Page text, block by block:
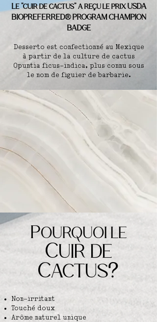
Le ''cuir de cactus'' a reçu le prix USDA
BIOPREFERRED® PROGRAM CHAMPION
BADGE
Desserto est confectionné au Mexique
à partir de la culture de cactus
Opuntia ficus-indica, plus connu sous
le nom de figuier de barbarie.
Pourquoile
Cuir de
Cactus?
Non-irritant
Touché doux
Arôme naturel unique